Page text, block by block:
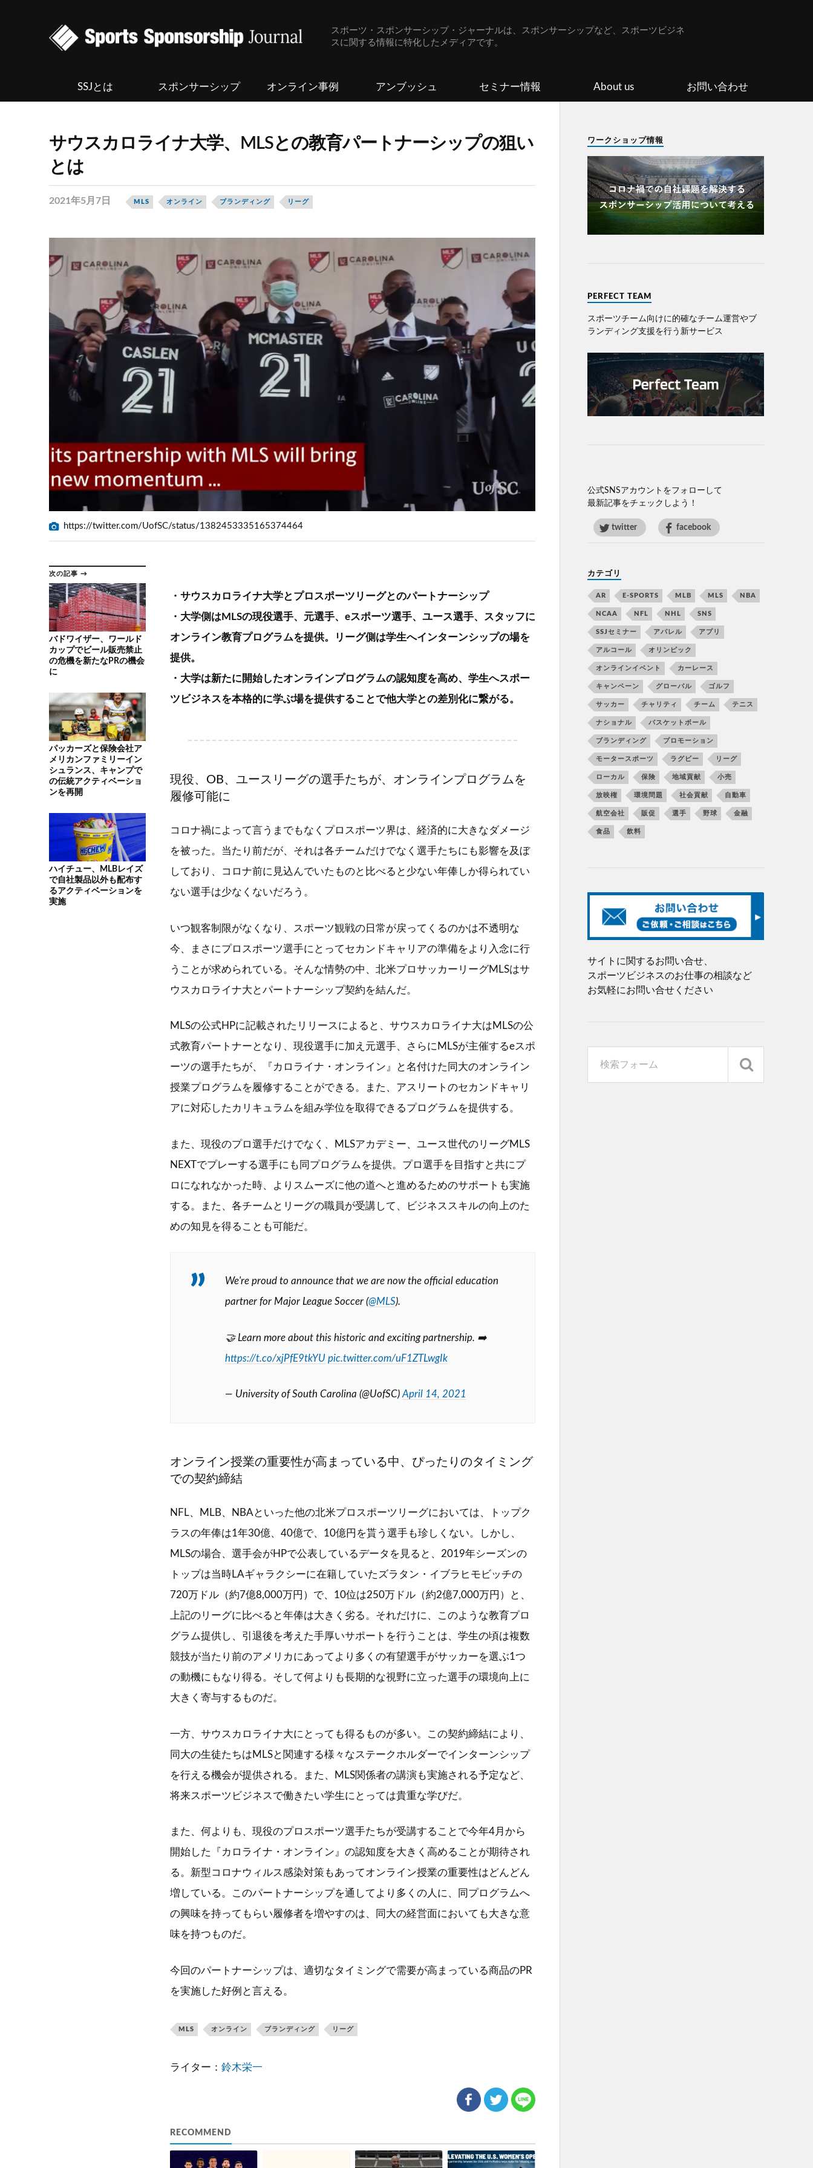
スポーツ・スポンサーシップ・ジャーナルは、スポンサーシップなど、スポーツビジネ
スに関する情報に特化したメディアです。
SSJとは スポンサーシップ オンライン事例 アンブッシュ セミナー情報 About us お問い合わせ
サウスカロライナ大学、MLSとの教育パートナーシップの狙い
とは
2021年5月7日 MLS オンライン ブランディング リーグ
https://twitter.com/UofSC/status/1382453335165374464
次の記事 →
バドワイザー、ワールド
カップでビール販売禁止
の危機を新たなPRの機会
に
パッカーズと保険会社ア
メリカンファミリーイン
シュランス、キャンプで
の伝統アクティベーショ
ンを再開
ハイチュー、MLBレイズ
で自社製品以外も配布す
るアクティベーションを
実施
・サウスカロライナ大学とプロスポーツリーグとのパートナーシップ
・大学側はMLSの現役選手、元選手、eスポーツ選手、ユース選手、スタッフに
オンライン教育プログラムを提供。リーグ側は学生へインターンシップの場を
提供。
・大学は新たに開始したオンラインプログラムの認知度を高め、学生へスポー
ツビジネスを本格的に学ぶ場を提供することで他大学との差別化に繋がる。
現役、OB、ユースリーグの選手たちが、オンラインプログラムを
履修可能に
コロナ禍によって言うまでもなくプロスポーツ界は、経済的に大きなダメージ
を被った。当たり前だが、それは各チームだけでなく選手たちにも影響を及ぼ
しており、コロナ前に見込んでいたものと比べると少ない年俸しか得られてい
ない選手は少なくないだろう。
いつ観客制限がなくなり、スポーツ観戦の日常が戻ってくるのかは不透明な
今、まさにプロスポーツ選手にとってセカンドキャリアの準備をより入念に行
うことが求められている。そんな情勢の中、北米プロサッカーリーグMLSはサ
ウスカロライナ大とパートナーシップ契約を結んだ。
MLSの公式HPに記載されたリリースによると、サウスカロライナ大はMLSの公
式教育パートナーとなり、現役選手に加え元選手、さらにMLSが主催するeスポ
ーツの選手たちが、『カロライナ・オンライン』と名付けた同大のオンライン
授業プログラムを履修することができる。また、アスリートのセカンドキャリ
アに対応したカリキュラムを組み学位を取得できるプログラムを提供する。
また、現役のプロ選手だけでなく、MLSアカデミー、ユース世代のリーグMLS
NEXTでプレーする選手にも同プログラムを提供。プロ選手を目指すと共にプ
ロになれなかった時、よりスムーズに他の道へと進めるためのサポートも実施
する。また、各チームとリーグの職員が受講して、ビジネススキルの向上のた
めの知見を得ることも可能だ。
We're proud to announce that we are now the official education
partner for Major League Soccer (@MLS).
🤝 Learn more about this historic and exciting partnership. ➡️
https://t.co/xjPfE9tkYU pic.twitter.com/uF1ZTLwgIk
— University of South Carolina (@UofSC) April 14, 2021
オンライン授業の重要性が高まっている中、ぴったりのタイミング
での契約締結
NFL、MLB、NBAといった他の北米プロスポーツリーグにおいては、トップク
ラスの年俸は1年30億、40億で、10億円を貰う選手も珍しくない。しかし、
MLSの場合、選手会がHPで公表しているデータを見ると、2019年シーズンの
トップは当時LAギャラクシーに在籍していたズラタン・イブラヒモビッチの
720万ドル（約7億8,000万円）で、10位は250万ドル（約2億7,000万円）と、
上記のリーグに比べると年俸は大きく劣る。それだけに、このような教育プロ
グラム提供し、引退後を考えた手厚いサポートを行うことは、学生の頃は複数
競技が当たり前のアメリカにあってより多くの有望選手がサッカーを選ぶ1つ
の動機にもなり得る。そして何よりも長期的な視野に立った選手の環境向上に
大きく寄与するものだ。
一方、サウスカロライナ大にとっても得るものが多い。この契約締結により、
同大の生徒たちはMLSと関連する様々なステークホルダーでインターンシップ
を行える機会が提供される。また、MLS関係者の講演も実施される予定など、
将来スポーツビジネスで働きたい学生にとっては貴重な学びだ。
また、何よりも、現役のプロスポーツ選手たちが受講することで今年4月から
開始した『カロライナ・オンライン』の認知度を大きく高めることが期待され
る。新型コロナウィルス感染対策もあってオンライン授業の重要性はどんどん
増している。このパートナーシップを通してより多くの人に、同プログラムへ
の興味を持ってもらい履修者を増やすのは、同大の経営面においても大きな意
味を持つものだ。
今回のパートナーシップは、適切なタイミングで需要が高まっている商品のPR
を実施した好例と言える。
MLS オンライン ブランディング リーグ
ライター： 鈴木栄一
RECOMMEND
ワークショップ情報
PERFECT TEAM
スポーツチーム向けに的確なチーム運営やブ
ランディング⽀援を⾏う新サービス
公式SNSアカウントをフォローして
最新記事をチェックしよう！
twitter facebook
カテゴリ
AR E-SPORTS MLB MLS NBA
NCAA NFL NHL SNS
SSJセミナー アパレル アプリ
アルコール オリンピック
オンラインイベント カーレース
キャンペーン グローバル ゴルフ
サッカー チャリティ チーム テニス
ナショナル バスケットボール
ブランディング プロモーション
モータースポーツ ラグビー リーグ
ローカル 保険 地域貢献 小売
放映権 環境問題 社会貢献 自動車
航空会社 販促 選手 野球 金融
食品 飲料
サイトに関するお問い合せ、
スポーツビジネスのお仕事の相談など
お気軽にお問い合せください